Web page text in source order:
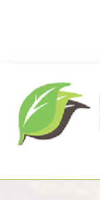
Pesticide